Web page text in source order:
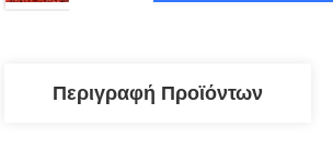
Περιγραφή Προϊόντων